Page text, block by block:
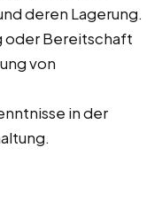
deren Lagerung.
oder Bereitschaft
von
in der